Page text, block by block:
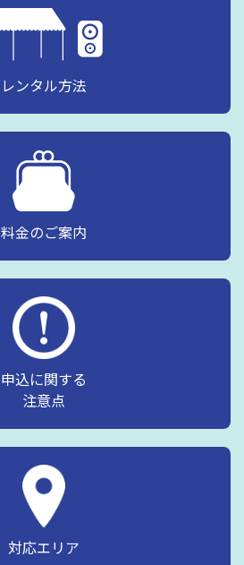
レンタル方法
料金のご案内
申込に関する
注意点
対応エリア